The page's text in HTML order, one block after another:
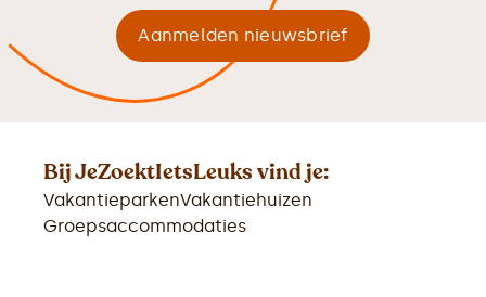
Bij JeZoektIetsLeuks vind je:
VakantieparkenVakantiehuizen
Groepsaccommodaties